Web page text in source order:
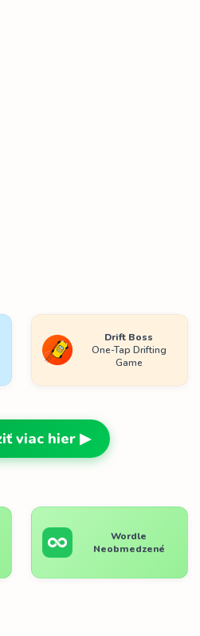
Drift Boss
One-Tap Drifting
Game
viac hier ▶
Wordle
Neobmedzené